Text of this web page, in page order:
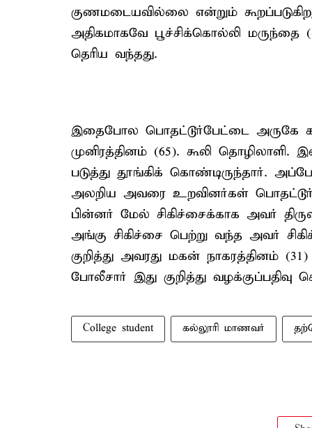
குணமடையவில்லை என்றும்
அதிகமாகவே பூச்சிக்கொல்லி
தெரிய வந்தது.
இதைபோல பொதட்டூர்பேட்டை அருகே
முனிரத்தினம் (65). கூலி தொழிலாளி.
படுத்து தூங்கிக் கொண்டிருந்தார்.
அலறிய அவரை உறவினர்கள்
பின்னர் மேல் சிகிச்சைக்காக அவர்
அங்கு சிகிச்சை பெற்று வந்த அவர்
குறித்து அவரது மகன் நாகரத்தினம்
போலீசார் இது குறித்து வழக்குப்பதிவு
College student கல்லூரி மாணவர்